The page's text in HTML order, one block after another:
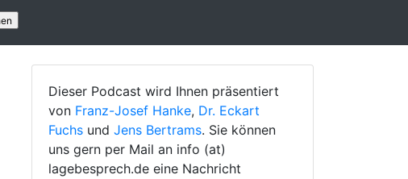
Dieser Podcast wird Ihnen präsentiert
von Franz-Josef Hanke, Dr. Eckart
Fuchs und Jens Bertrams. Sie können
uns gern per Mail an info (at)
lagebesprech.de eine Nachricht